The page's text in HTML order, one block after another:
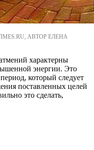
АВТОР ЕЛЕНА
характерны
энергии. Это
который следует
поставленных целей
это сделать,